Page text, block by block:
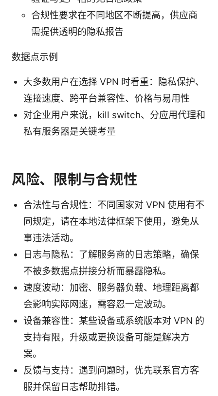
合规性要求在不同地区不断提高，供应商
需提供透明的隐私报告
数据点示例
大多数用户在选择 VPN 时看重：隐私保护、
连接速度、跨平台兼容性、价格与易用性
对企业用户来说，kill switch、分应用代理和
私有服务器是关键考量
风险、限制与合规性
合法性与合规性：不同国家对 VPN 使用有不
同规定，请在本地法律框架下使用，避免从
事违法活动。
日志与隐私：了解服务商的日志策略，确保
不被多数据点拼接分析而暴露隐私。
速度波动：加密、服务器负载、地理距离都
会影响实际网速，需容忍一定波动。
设备兼容性：某些设备或系统版本对 VPN 的
支持有限，升级或更换设备可能是解决方
案。
反馈与支持：遇到问题时，优先联系官方客
服并保留日志帮助排错。